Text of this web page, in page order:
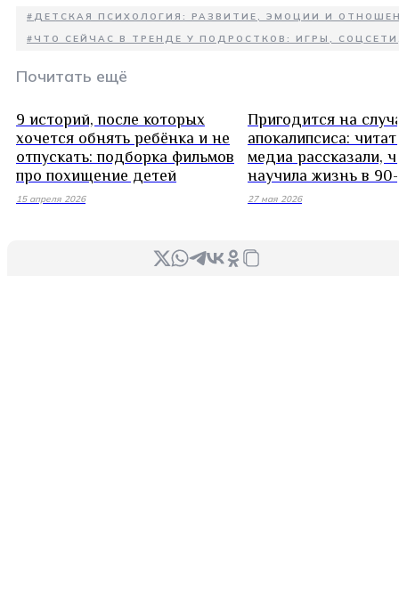
# ДЕТСКАЯ ПСИХОЛОГИЯ: РАЗВИТИЕ, ЭМОЦИИ И
#ЧТО СЕЙЧАС В ТРЕНДЕ У ПОДРОСТКОВ: ИГРЫ,
Почитать ещё
9 историй, после которых
хочется обнять ребёнка и не
отпускать: подборка фильмов
про похищение детей
15 апреля 2026
Пригодится на
апокалипсиса:
медиа рассказали,
научила жизнь в
27 мая 2026